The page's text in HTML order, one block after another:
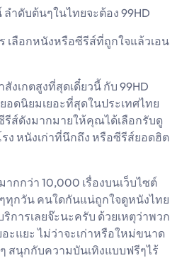
ำดับต้นๆในไทยจะต้อง 99HD
เลือกหนังหรือซีรีส์ที่ถูกใจแล้วเอน
งเกตสูงที่สุดเดี๋ยวนี้ กับ 99HD
อดนิยมเยอะที่สุดในประเทศไทย
ส์ดังมากมายให้คุณได้เลือกรับดู
ง หนังเก่าที่นึกถึง หรือซีรีส์ยอดฮิต
กกว่า 10,000 เรื่องบนเว็บไซต์
ทุกวัน คนใดกันแน่ถูกใจดูหนังไทย
การเลยจ๊ะนะครับ ด้วยเหตุว่าพวก
ะแยะ ไม่ว่าจะเก่าหรือใหม่ขนาด
สนุกกับความบันเทิงแบบฟรีๆไร้